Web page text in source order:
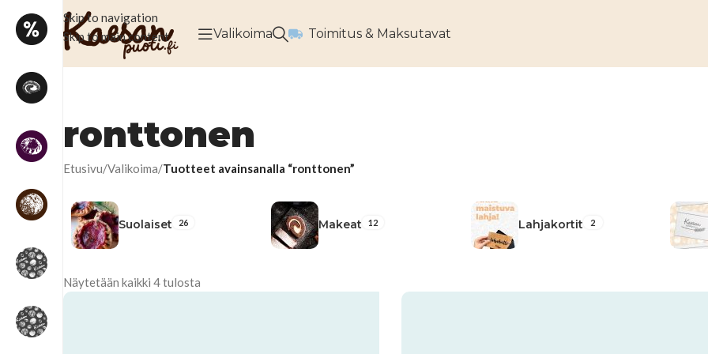
Skip to navigation
Skip to main content
Valikoima Toimitus & Maksutavat
ronttonen
Etusivu/Valikoima/Tuotteet avainsanalla “ronttonen”
Suolaiset 26 Makeat 12 Lahjakortit 2
Näytetään kaikki 4 tulosta